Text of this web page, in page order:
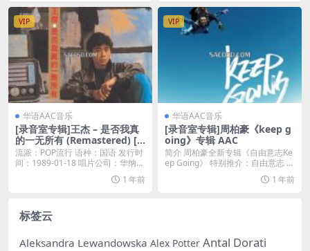
VIP
华语AAC音乐
[录音室专辑]王杰 – 是否我真
的一无所有 (Remastered) [iT
unes Plus M4A]
流派：POP流行 语种：国语 发行时
间：1989-01-18 唱片公司：华纳唱
1 年前
VIP
华语AAC音乐
[录音室专辑]周柏豪《keep g
oing》专辑 AAC
简介 周柏豪全新专辑《自由意志Ke
ep Going》 特别推介：自由意志 特
1 年前
标签云
Aleksandra Lewandowska Alex Potter Antal Dorati